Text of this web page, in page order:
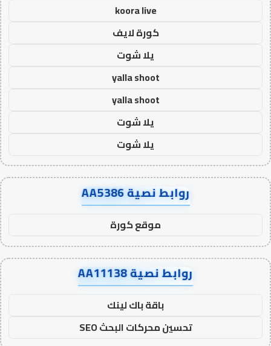
koora live
كورة لايف
يلا شوت
yalla shoot
yalla shoot
يلا شوت
يلا شوت
روابط نصية AA5386
موقع كورة
روابط نصية AA11138
باقة باك لينك
تحسين محركات البحث SEO